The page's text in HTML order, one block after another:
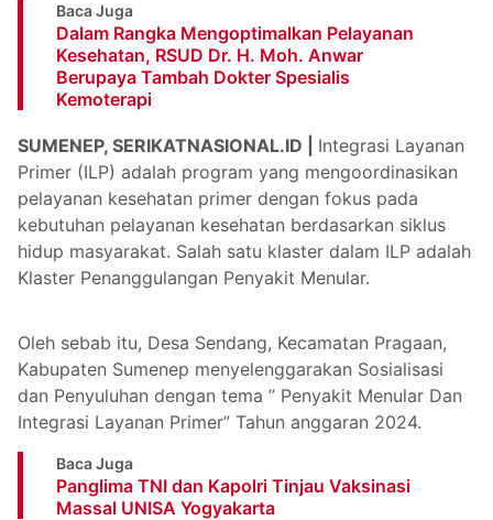
Baca Juga
Dalam Rangka Mengoptimalkan Pelayanan
Kesehatan, RSUD Dr. H. Moh. Anwar
Berupaya Tambah Dokter Spesialis
Kemoterapi
SUMENEP, SERIKATNASIONAL.ID | Integrasi Layanan
Primer (ILP) adalah program yang mengoordinasikan
pelayanan kesehatan primer dengan fokus pada
kebutuhan pelayanan kesehatan berdasarkan siklus
hidup masyarakat. Salah satu klaster dalam ILP adalah
Klaster Penanggulangan Penyakit Menular.
Oleh sebab itu, Desa Sendang, Kecamatan Pragaan,
Kabupaten Sumenep menyelenggarakan Sosialisasi
dan Penyuluhan dengan tema ” Penyakit Menular Dan
Integrasi Layanan Primer” Tahun anggaran 2024.
Baca Juga
Panglima TNI dan Kapolri Tinjau Vaksinasi
Massal UNISA Yogyakarta